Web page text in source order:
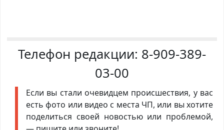
Телефон редакции: 8-909-389-
03-00
Если вы стали очевидцем происшествия, у вас
есть фото или видео с места ЧП, или вы хотите
поделиться своей новостью или проблемой,